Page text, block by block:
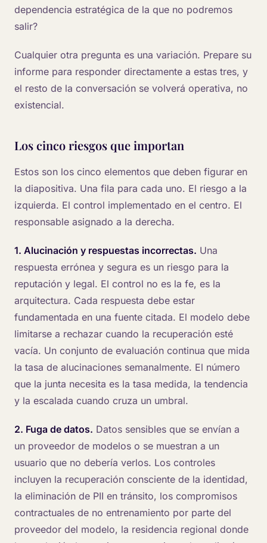
dependencia estratégica de la que no podremos
salir?
Cualquier otra pregunta es una variación. Prepare su
informe para responder directamente a estas tres, y
el resto de la conversación se volverá operativa, no
existencial.
Los cinco riesgos que importan
Estos son los cinco elementos que deben figurar en
la diapositiva. Una fila para cada uno. El riesgo a la
izquierda. El control implementado en el centro. El
responsable asignado a la derecha.
1. Alucinación y respuestas incorrectas. Una
respuesta errónea y segura es un riesgo para la
reputación y legal. El control no es la fe, es la
arquitectura. Cada respuesta debe estar
fundamentada en una fuente citada. El modelo debe
limitarse a rechazar cuando la recuperación esté
vacía. Un conjunto de evaluación continua que mida
la tasa de alucinaciones semanalmente. El número
que la junta necesita es la tasa medida, la tendencia
y la escalada cuando cruza un umbral.
2. Fuga de datos. Datos sensibles que se envían a
un proveedor de modelos o se muestran a un
usuario que no debería verlos. Los controles
incluyen la recuperación consciente de la identidad,
la eliminación de PII en tránsito, los compromisos
contractuales de no entrenamiento por parte del
proveedor del modelo, la residencia regional donde